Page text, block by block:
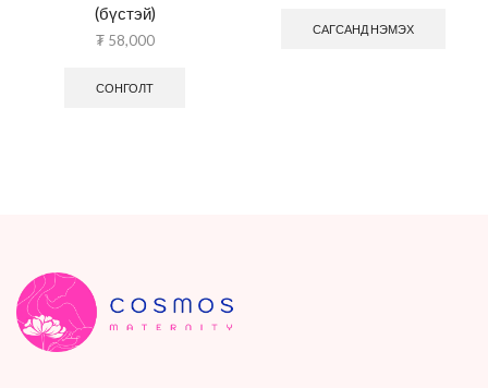
(бүстэй)
₮58,000
СОНГОЛТ
САГСАНД НЭМЭХ